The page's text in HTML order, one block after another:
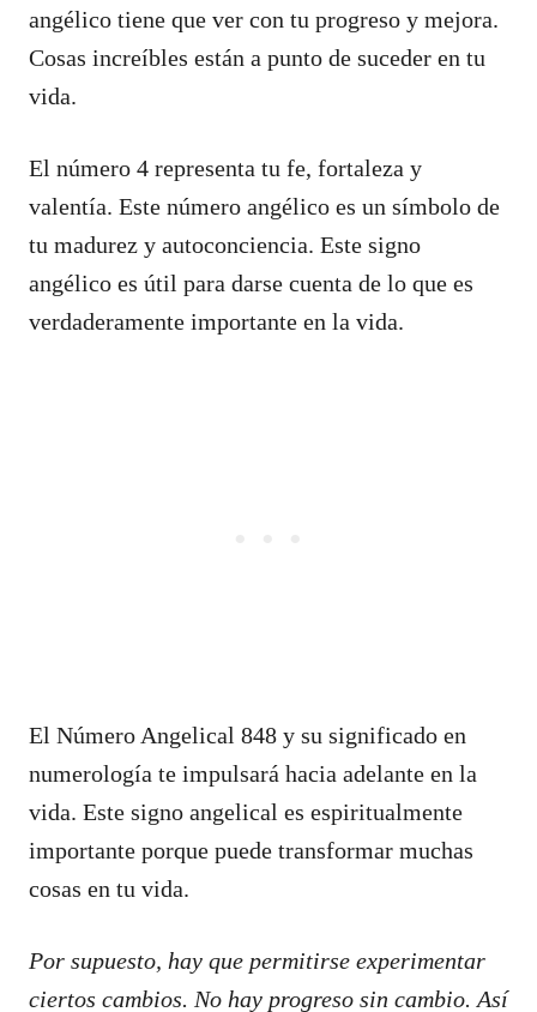
angélico tiene que ver con tu progreso y mejora.
Cosas increíbles están a punto de suceder en tu
vida.
El número 4 representa tu fe, fortaleza y
valentía. Este número angélico es un símbolo de
tu madurez y autoconciencia. Este signo
angélico es útil para darse cuenta de lo que es
verdaderamente importante en la vida.
El Número Angelical 848 y su significado en
numerología te impulsará hacia adelante en la
vida. Este signo angelical es espiritualmente
importante porque puede transformar muchas
cosas en tu vida.
Por supuesto, hay que permitirse experimentar
ciertos cambios. No hay progreso sin cambio. Así